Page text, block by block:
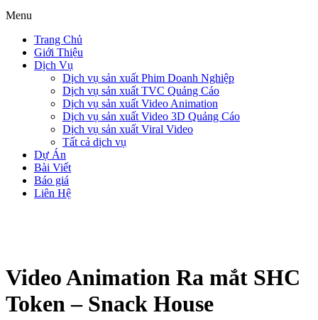
Menu
Trang Chủ
Giới Thiệu
Dịch Vụ
Dịch vụ sản xuất Phim Doanh Nghiệp
Dịch vụ sản xuất TVC Quảng Cáo
Dịch vụ sản xuất Video Animation
Dịch vụ sản xuất Video 3D Quảng Cáo
Dịch vụ sản xuất Viral Video
Tất cả dịch vụ
Dự Án
Bài Viết
Báo giá
Liên Hệ
Video Animation Ra mắt SHC
Token – Snack House